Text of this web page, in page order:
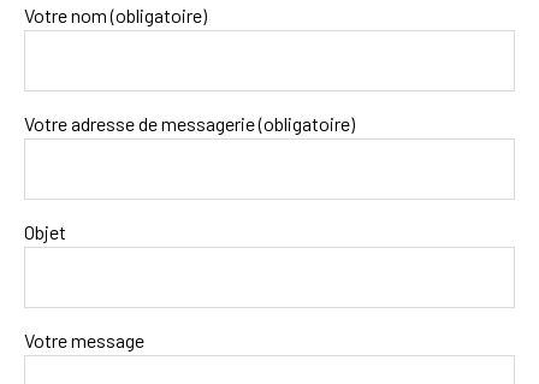
Votre nom (obligatoire)
Votre adresse de messagerie (obligatoire)
Objet
Votre message